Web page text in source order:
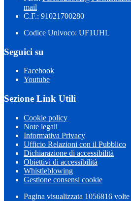
mail
C.F.: 91021700280
Codice Univoco: UF1UHL
Seguici su
Facebook
Youtube
Sezione Link Utili
Cookie policy
Note legali
Informativa Privacy
Ufficio Relazioni con il Pubblico
Dichiarazione di accessibilità
Obiettivi di accessibilità
Whistleblowing
Gestione consensi cookie
Pagina visualizzata 1056816 volte